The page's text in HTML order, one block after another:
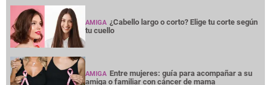
AMIGA ¿Cabello largo o corto? Elige tu corte según
tu cuello
AMIGA Entre mujeres: guía para acompañar a su
amiga o familiar con cáncer de mama